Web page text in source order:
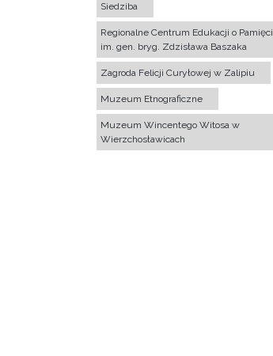
Siedziba
Regionalne Centrum Edukacji o Pamięci
im. gen. bryg. Zdzisława Baszaka
Zagroda Felicji Curyłowej w Zalipiu
Muzeum Etnograficzne
Muzeum Wincentego Witosa w
Wierzchosławicach